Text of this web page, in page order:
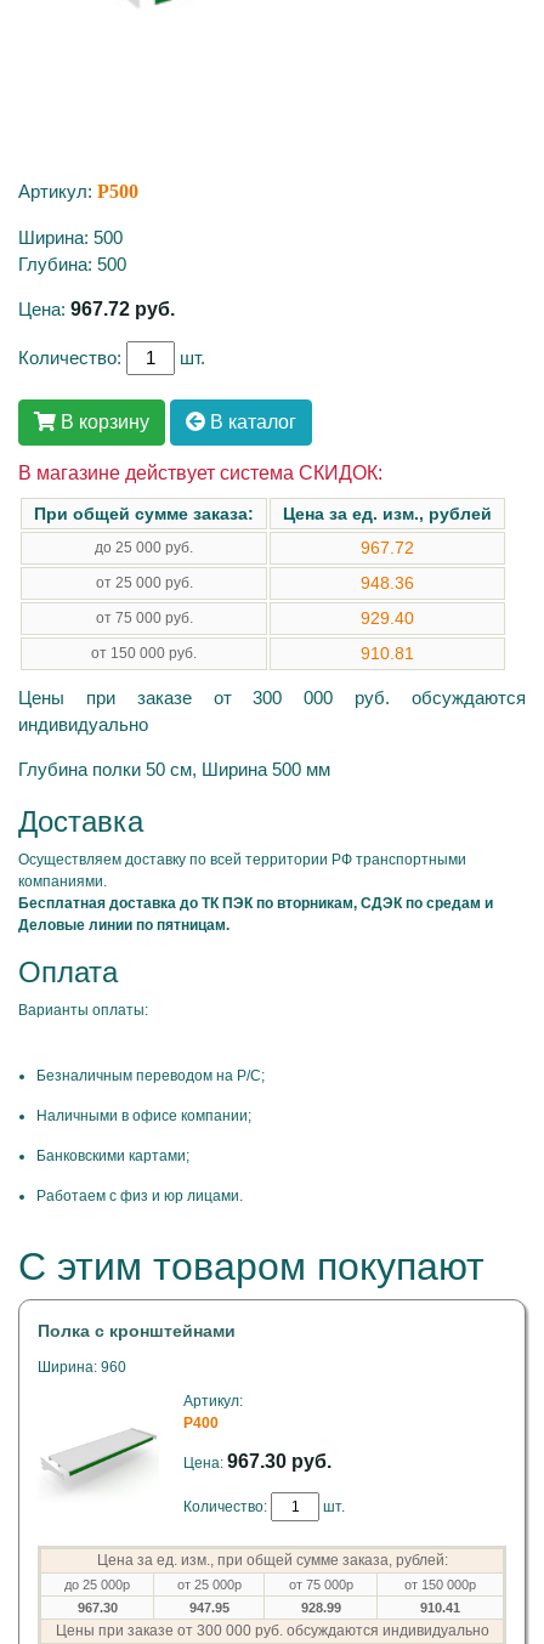
Артикул: P500
Ширина: 500
Глубина: 500
Цена: 967.72 руб.
Количество: шт.
В корзину В каталог
В магазине действует система СКИДОК:
При общей сумме заказа: Цена за ед. изм., рублей
до 25 000 руб. 967.72
от 25 000 руб. 948.36
от 75 000 руб. 929.40
от 150 000 руб. 910.81
Цены при заказе от 300 000 руб. обсуждаются
индивидуально
Глубина полки 50 см, Ширина 500 мм
Доставка
Осуществляем доставку по всей территории РФ транспортными
компаниями.
Бесплатная доставка до ТК ПЭК по вторникам, СДЭК по средам и
Деловые линии по пятницам.
Оплата
Варианты оплаты:
Безналичным переводом на Р/С;
Наличными в офисе компании;
Банковскими картами;
Работаем с физ и юр лицами.
С этим товаром покупают
Полка с кронштейнами
Ширина: 960
Артикул:
P400
Цена: 967.30 руб.
Количество: шт.
Цена за ед. изм., при общей сумме заказа, рублей:
до 25 000р от 25 000р от 75 000р
от 150 000р
967.30
947.95 928.99 910.41
Цены при заказе от 300 000 руб. обсуждаются индивидуально